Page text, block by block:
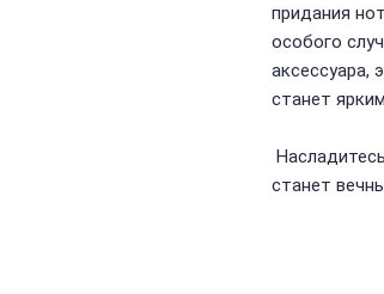
придания
особого
аксессуара,
станет
станет